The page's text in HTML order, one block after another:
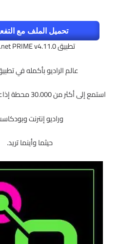
تحميل الملف مع
تطبيق radio.net PRIME v4.11.0
عالم الراديو بأكمله في
استمع إلى أكثر من 30.000 محطة إذاعية محلية ودولية
وراديو إنترنت
حيثما وأينما تريد.